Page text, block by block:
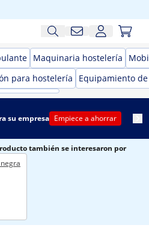
Maquinaria hostelería
para hostelería
Equipamiento
su empresa Empiece a ahorrar
también se interesaron por